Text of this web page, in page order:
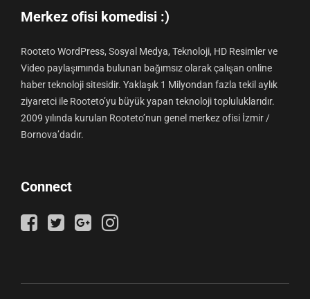
Merkez ofisi komedisi :)
Rooteto WordPress, Sosyal Medya, Teknoloji, HD Resimler ve
Video paylaşımında bulunan bağımsız olarak çalışan online
haber teknoloji sitesidir. Yaklaşık 1 Milyondan fazla tekil aylık
ziyaretci ile Rooteto’yu büyük yapan teknoloji topluluklarıdır.
2009 yılında kurulan Rooteto’nun genel merkez ofisi İzmir /
Bornova’dadır.
Connect